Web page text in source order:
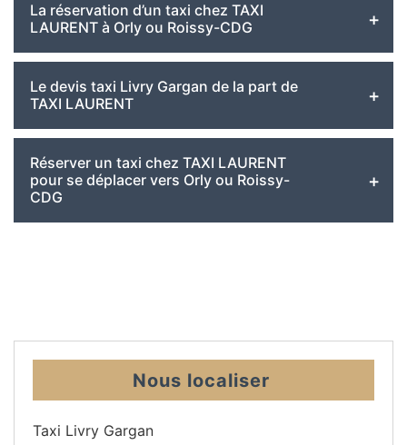
La réservation d’un taxi chez TAXI
LAURENT à Orly ou Roissy-CDG
Le devis taxi Livry Gargan de la part de
TAXI LAURENT
Réserver un taxi chez TAXI LAURENT
pour se déplacer vers Orly ou Roissy-
CDG
Nous localiser
Taxi Livry Gargan